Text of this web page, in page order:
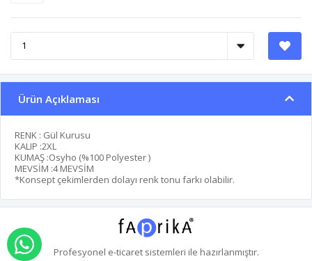
Ürün Açıklaması
RENK : Gül Kurusu
KALIP :2XL
KUMAŞ :Osyho (%100 Polyester )
MEVSİM :4 MEVSİM
*Konsept çekimlerden dolayı renk tonu farkı olabilir.
Profesyonel e-ticaretsistemleri ile hazırlanmıştır.